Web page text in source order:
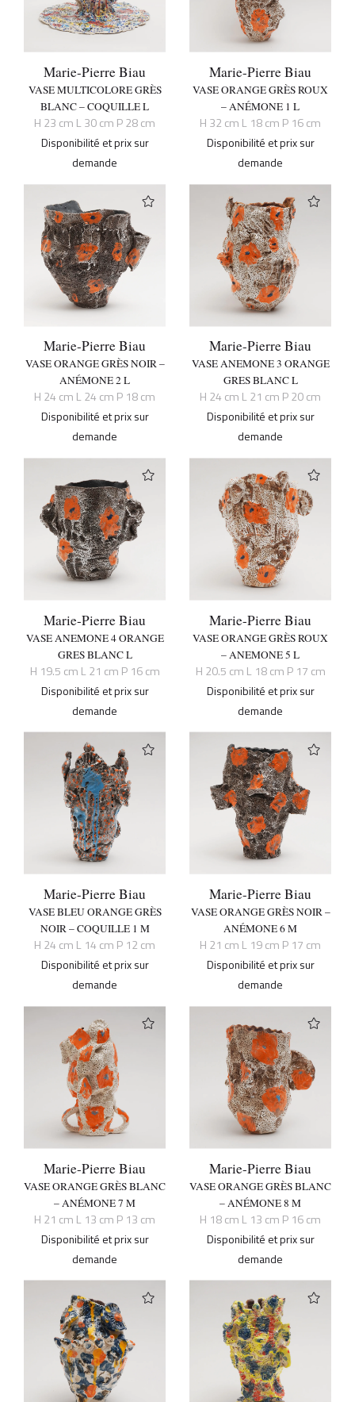
Marie-Pierre Biau
VASE MULTICOLORE GRÈS
BLANC – COQUILLE L
H 23 cm L 30 cm P 28 cm
Disponibilité et prix sur
demande
Marie-Pierre Biau
VASE ORANGE GRÈS ROUX
– ANÉMONE 1 L
H 32 cm L 18 cm P 16 cm
Disponibilité et prix sur
demande
Marie-Pierre Biau
VASE ORANGE GRÈS NOIR –
ANÉMONE 2 L
H 24 cm L 24 cm P 18 cm
Disponibilité et prix sur
demande
Marie-Pierre Biau
VASE ANEMONE 3 ORANGE
GRES BLANC L
H 24 cm L 21 cm P 20 cm
Disponibilité et prix sur
demande
Marie-Pierre Biau
VASE ANEMONE 4 ORANGE
GRES BLANC L
H 19.5 cm L 21 cm P 16 cm
Disponibilité et prix sur
demande
Marie-Pierre Biau
VASE ORANGE GRÈS ROUX
– ANEMONE 5 L
H 20.5 cm L 18 cm P 17 cm
Disponibilité et prix sur
demande
Marie-Pierre Biau
VASE BLEU ORANGE GRÈS
NOIR – COQUILLE 1 M
H 24 cm L 14 cm P 12 cm
Disponibilité et prix sur
demande
Marie-Pierre Biau
VASE ORANGE GRÈS NOIR –
ANÉMONE 6 M
H 21 cm L 19 cm P 17 cm
Disponibilité et prix sur
demande
Marie-Pierre Biau
VASE ORANGE GRÈS BLANC
– ANÉMONE 7 M
H 21 cm L 13 cm P 13 cm
Disponibilité et prix sur
demande
Marie-Pierre Biau
VASE ORANGE GRÈS BLANC
– ANÉMONE 8 M
H 18 cm L 13 cm P 16 cm
Disponibilité et prix sur
demande